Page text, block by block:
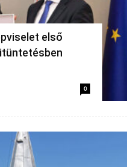
első
0